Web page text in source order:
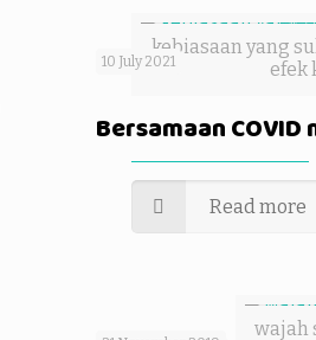
kebiasaan yang
efek
10 July 2021
Bersamaan
Read more
wajah